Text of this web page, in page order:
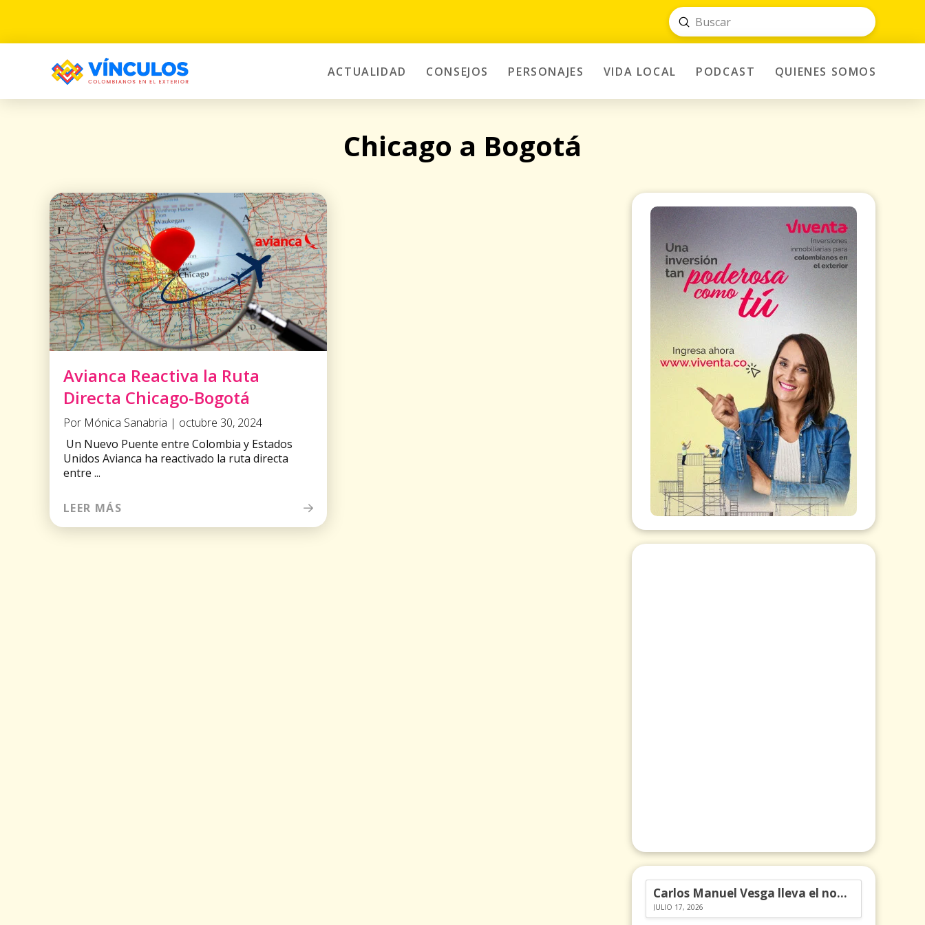
Search
Submit
ACTUALIDAD CONSEJOS PERSONAJES VIDA LOCAL PODCAST QUIENES SOMOS
Chicago a Bogotá
Avianca Reactiva la Ruta
Directa Chicago-Bogotá
Por Mónica Sanabria | octubre 30, 2024
Un Nuevo Puente entre Colombia y Estados
Unidos Avianca ha reactivado la ruta directa
entre ...
LEER MÁS
Carlos Manuel Vesga lleva el nombre de Colombia a los Emmy
JULIO 17, 2026